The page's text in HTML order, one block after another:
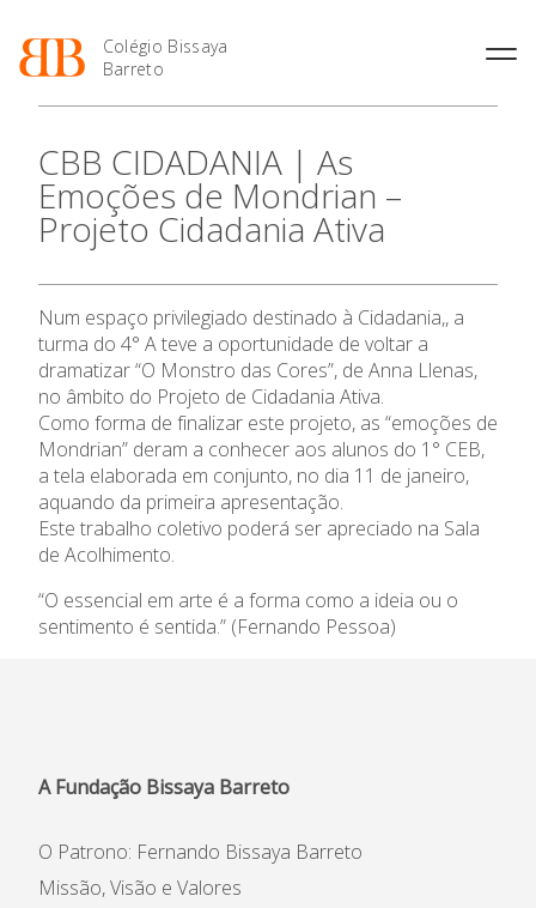
Colégio Bissaya
Barreto
Projeto Educativo
Organização
Colaboradores Docentes
Instalações
Ofertas de emprego
Regulamentos
Jornal “O Coreto”
Privacidade
Oferta Formativa
Enriquecimento Curricular
Oferta Curricular
Atividades Extracurriculares
Atividades de Interrupção
Letiva
Academia de LínguasEnsino Profissional
Profissionais
Matrículas
Horários e Manuais
Termalismo
Curso de Técnico/a de Apoio
à Família e à Comunidade
Ofertas de Emprego
Ano Letivo
2027
Calendários
Portal do Professor
de Educação
SIGE
Secretariado de Exames
Admissão
APEE
CBB CIDADANIA | As
Emoções de Mondrian –
Projeto Cidadania Ativa
Num espaço privilegiado destinado à Cidadania,, a
turma do 4° A teve a oportunidade de voltar a
dramatizar “O Monstro das Cores”, de Anna Llenas,
no âmbito do Projeto de Cidadania Ativa.
Como forma de finalizar este projeto, as “emoções de
Mondrian” deram a conhecer aos alunos do 1° CEB,
a tela elaborada em conjunto, no dia 11 de janeiro,
aquando da primeira apresentação.
Este trabalho coletivo poderá ser apreciado na Sala
de Acolhimento.
“O essencial em arte é a forma como a ideia ou o
sentimento é sentida.” (Fernando Pessoa)
A Fundação Bissaya Barreto
O Patrono: Fernando Bissaya Barreto
Missão, Visão e Valores